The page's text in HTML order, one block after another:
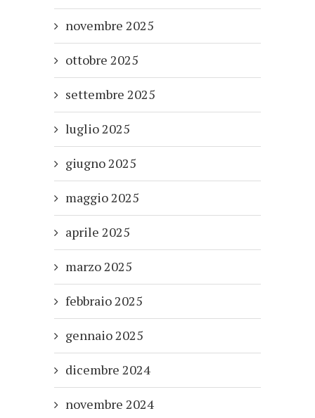
novembre 2025
ottobre 2025
settembre 2025
luglio 2025
giugno 2025
maggio 2025
aprile 2025
marzo 2025
febbraio 2025
gennaio 2025
dicembre 2024
novembre 2024